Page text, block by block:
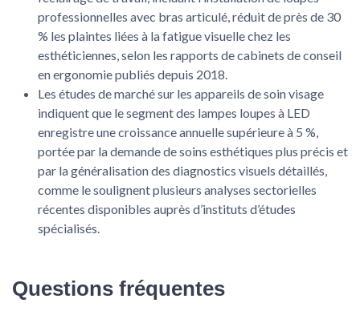
professionnelles avec bras articulé, réduit de près de 30
% les plaintes liées à la fatigue visuelle chez les
esthéticiennes, selon les rapports de cabinets de conseil
en ergonomie publiés depuis 2018.
Les études de marché sur les appareils de soin visage
indiquent que le segment des lampes loupes à LED
enregistre une croissance annuelle supérieure à 5 %,
portée par la demande de soins esthétiques plus précis et
par la généralisation des diagnostics visuels détaillés,
comme le soulignent plusieurs analyses sectorielles
récentes disponibles auprès d’instituts d’études
spécialisés.
Questions fréquentes